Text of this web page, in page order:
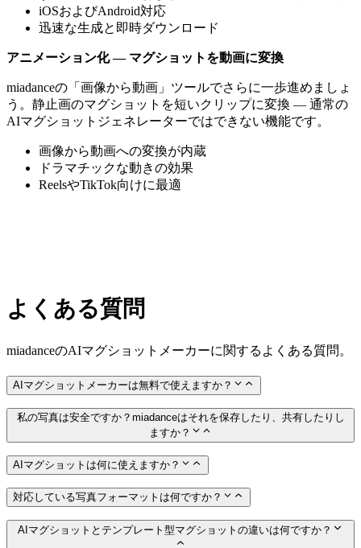
iOSおよびAndroid対応
迅速な生成と即時ダウンロード
アニメーション化 — マグショットを動画に変換
miadanceの「画像から動画」ツールでさらに一歩進めましょ
う。静止画のマグショットを短いクリップに変換 — 通常の
AIマグショットジェネレーターではできない機能です。
画像から動画への変換が内蔵
ドラマチックな動きの効果
ReelsやTikTok向けに最適
よくある質問
miadanceのAIマグショットメーカーに関するよくある質問。
AIマグショットメーカーは無料で使えますか？
私の写真は安全ですか？miadanceはそれを保存したり、共有したりし
ますか？
AIマグショットは何に使えますか？
対応している写真フォーマットは何ですか？
AIマグショットとテンプレート型マグショットの違いは何ですか？